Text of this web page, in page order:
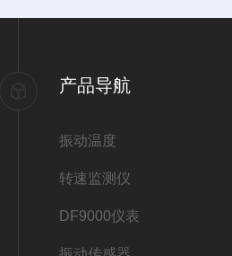
产品导航
振动温度
转速监测仪
DF9000仪表